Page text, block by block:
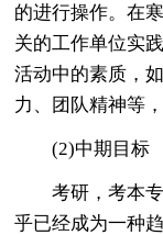
的进行操作。在
关的工作单位实
活动中的素质，
力、团队精神等
(2)中期目标
考研，考本专
乎已经成为一种